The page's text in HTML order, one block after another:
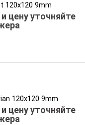
120x120 9mm
цену уточняйте
120x120 9mm
цену уточняйте